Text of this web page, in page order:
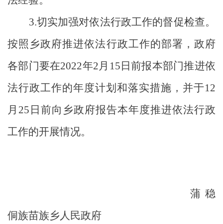
3.切实加强对依法行政工作的督促检查。
按照乡政府推进依法行政工作的部署，政府
各部门要在2022年2 月 15 日前报本部门推进依
法行政工作的年度计划和落实措施，并于12
月 25 日前向乡政府报告本年度推进依法行政
工作的开展情况。
蒲稳
侗族苗族乡人民政府